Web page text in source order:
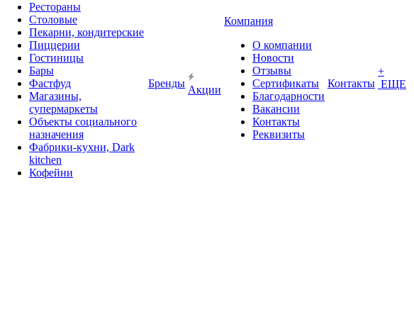
Рестораны
Столовые
Пекарни, кондитерские
Пиццерии
Гостиницы
Бары
Фастфуд
Магазины,
супермаркеты
Объекты социального
назначения
Фабрики-кухни, Dark
kitchen
Кофейни
Бренды
Акции
Компания
О компании
Новости
Отзывы
Сертификаты
Благодарности
Вакансии
Контакты
Реквизиты
Контакты
+
ЕЩЕ